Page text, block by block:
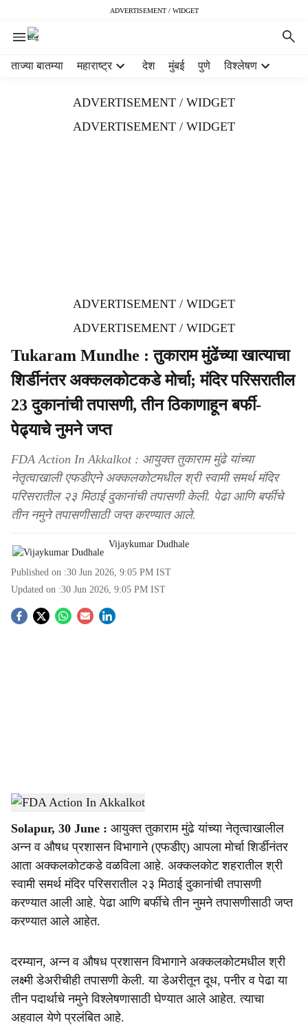
ADVERTISEMENT / WIDGET
ताज्या बातम्या महाराष्ट्र देश मुंबई पुणे विश्लेषण
ADVERTISEMENT / WIDGET
ADVERTISEMENT / WIDGET
ADVERTISEMENT / WIDGET
ADVERTISEMENT / WIDGET
Tukaram Mundhe : तुकाराम मुंढेंच्या खात्याचा
शिर्डीनंतर अक्कलकोटकडे मोर्चा; मंदिर परिसरातील
23 दुकानांची तपासणी, तीन ठिकाणाहून बर्फी-
पेढ्याचे नुमने जप्त
FDA Action In Akkalkot : आयुक्त तुकाराम मुंढे यांच्या
नेतृत्वाखाली एफडीएने अक्कलकोटमधील श्री स्वामी समर्थ मंदिर
परिसरातील २३ मिठाई दुकानांची तपासणी केली. पेढा आणि बर्फीचे
तीन नमुने तपासणीसाठी जप्त करण्यात आले.
Vijaykumar Dudhale
Published on :30 Jun 2026, 9:05 PM IST
Updated on :30 Jun 2026, 9:05 PM IST
S
a
r
e
FDA Action In Akkalkot- Sarkarnama
Solapur, 30 June : आयुक्त तुकाराम मुंढे यांच्या नेतृत्वाखालील
अन्न व औषध प्रशासन विभागाने (एफडीए) आपला मोर्चा शिर्डीनंतर
आता अक्कलकोटकडे वळविला आहे. अक्कलकोट शहरातील श्री
स्वामी समर्थ मंदिर परिसरातील २३ मिठाई दुकानांची तपासणी
करण्यात आली आहे. पेढा आणि बर्फीचे तीन नुमने तपासणीसाठी जप्त
करण्यात आले आहेत.
दरम्यान, अन्न व औषध प्रशासन विभागाने अक्कलकोटमधील श्री
लक्ष्मी डेअरीचीही तपासणी केली. या डेअरीतून दूध, पनीर व पेढा या
तीन पदार्थाचे नमुने विश्लेषणासाठी घेण्यात आले आहेत. त्याचा
अहवाल येणे प्रलंबित आहे.